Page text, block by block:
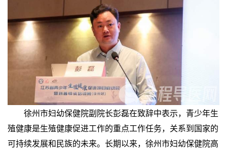
徐州市妇幼保健院副院长彭磊在致辞中表示，青少年生
殖健康是生殖健康促进工作的重点工作任务，关系到国家的
可持续发展和民族的未来。长期以来，徐州市妇幼保健院高